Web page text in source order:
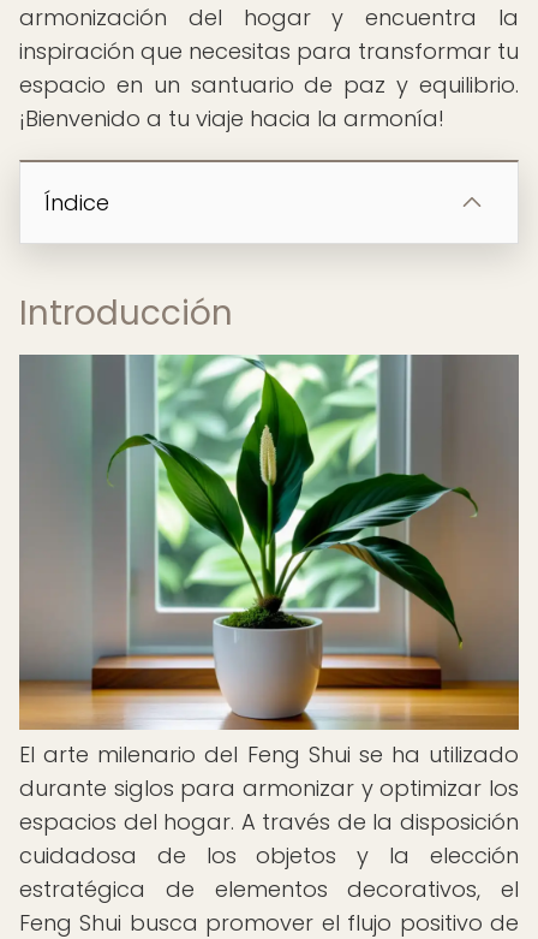
armonización del hogar y encuentra la
inspiración que necesitas para transformar tu
espacio en un santuario de paz y equilibrio.
¡Bienvenido a tu viaje hacia la armonía!
Índice
Introducción
El arte milenario del Feng Shui se ha utilizado
durante siglos para armonizar y optimizar los
espacios del hogar. A través de la disposición
cuidadosa de los objetos y la elección
estratégica de elementos decorativos, el
Feng Shui busca promover el flujo positivo de